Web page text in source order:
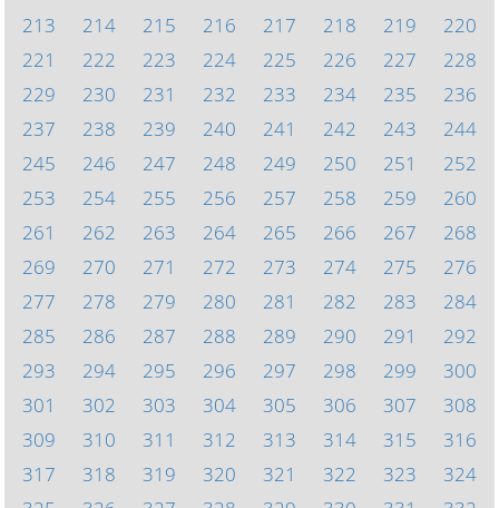
213
214 215 216 217 218 219
220
221
222 223 224 225 226 227
228
229
230 231 232 233 234 235
236
237
238 239 240 241 242 243
244
245
246 247 248 249 250 251
252
253
254 255 256 257 258 259
260
261
262 263 264 265 266 267
268
269
270 271 272 273 274 275
276
277
278 279 280 281 282 283
284
285
286 287 288 289 290 291
292
293
294 295 296 297 298 299
300
301
302 303 304 305 306 307
308
309
310 311 312 313 314 315
316
317
318 319 320 321 322 323
324